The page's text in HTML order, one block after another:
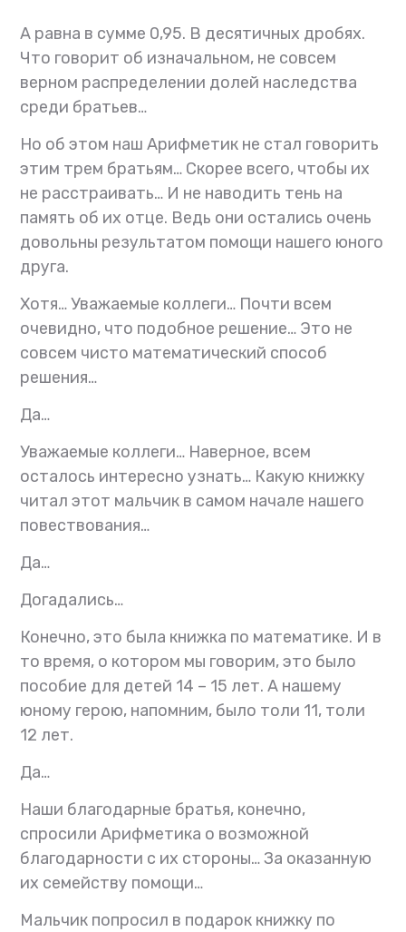
А равна в сумме 0,95. В десятичных дробях.
Что говорит об изначальном, не совсем
верном распределении долей наследства
среди братьев…
Но об этом наш Арифметик не стал говорить
этим трем братьям… Скорее всего, чтобы их
не расстраивать… И не наводить тень на
память об их отце. Ведь они остались очень
довольны результатом помощи нашего юного
друга.
Хотя… Уважаемые коллеги… Почти всем
очевидно, что подобное решение… Это не
совсем чисто математический способ
решения…
Да…
Уважаемые коллеги… Наверное, всем
осталось интересно узнать… Какую книжку
читал этот мальчик в самом начале нашего
повествования…
Да…
Догадались…
Конечно, это была книжка по математике. И в
то время, о котором мы говорим, это было
пособие для детей 14 – 15 лет. А нашему
юному герою, напомним, было толи 11, толи
12 лет.
Да…
Наши благодарные братья, конечно,
спросили Арифметика о возможной
благодарности с их стороны… За оказанную
их семейству помощи…
Мальчик попросил в подарок книжку по